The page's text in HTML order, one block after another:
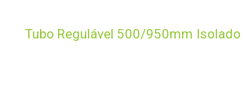
Tubo Regulável 500/950mm Isolado